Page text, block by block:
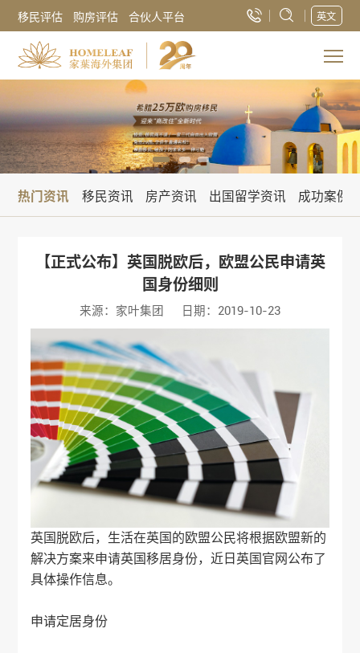
移民评估 购房评估 合伙人平台 英文
热门资讯 移民资讯 房产资讯 出国留学资讯 成功案例
【正式公布】英国脱欧后，欧盟公民申请英
国身份细则
来源：家叶集团 日期：2019-10-23
英国脱欧后，生活在英国的欧盟公民将根据欧盟新的
解决方案来申请英国移居身份，近日英国官网公布了
具体操作信息。
申请定居身份